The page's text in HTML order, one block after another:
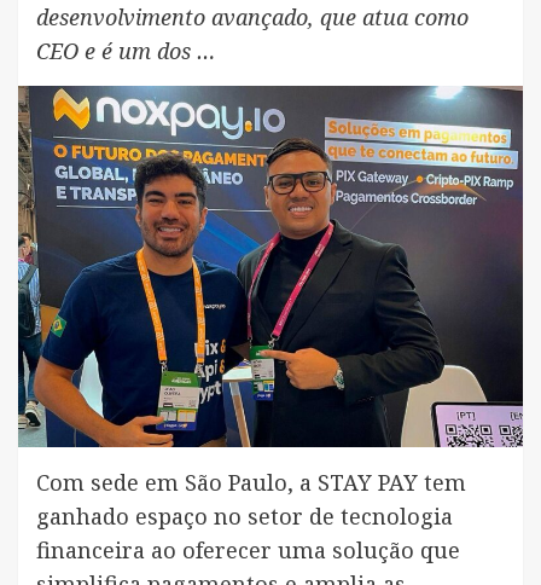
desenvolvimento avançado, que atua como
CEO e é um dos …
Com sede em São Paulo, a STAY PAY tem
ganhado espaço no setor de tecnologia
financeira ao oferecer uma solução que